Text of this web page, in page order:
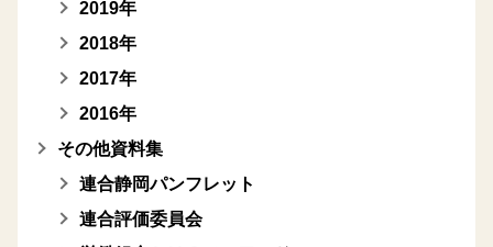
2019年
2018年
2017年
2016年
その他資料集
連合静岡パンフレット
連合評価委員会